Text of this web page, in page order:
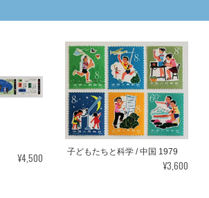
¥4,500 子どもたちと科学 / 中国 1979
¥3,600